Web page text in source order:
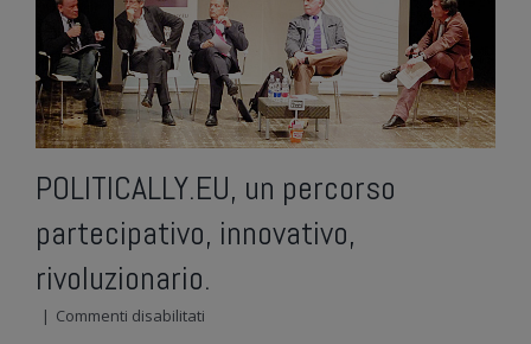
POLITICALLY.EU, un percorso
partecipativo, innovativo,
rivoluzionario.
| Commenti disabilitati